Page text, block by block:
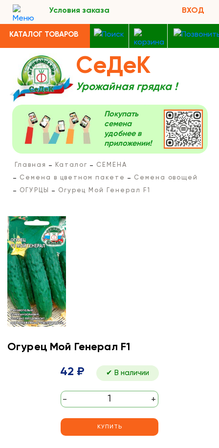
Условия заказа ВХОД
КАТАЛОГ ТОВАРОВ
СеДеК
Урожайная грядка !
Покупать
семена
удобнее в
приложении!
Главная Каталог
СЕМЕНА
Семена в цветном пакете
Семена овощей
ОГУРЦЫ
Огурец Мой Генерал F1
Огурец Мой Генерал F1
42 ₽ ✔ В наличии
- +
КУПИТЬ